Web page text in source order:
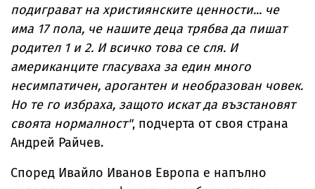
подиграват на християнските ценности... че
има 17 пола, че нашите деца трябва да пишат
родител 1 и 2. И всичко това се сля. И
американците гласуваха за един много
несимпатичен, арогантен и необразован човек.
Но те го избраха, защото искат да възстановят
своята нормалност", подчерта от своя страна
Андрей Райчев.
Според Ивайло Иванов Европа е напълно